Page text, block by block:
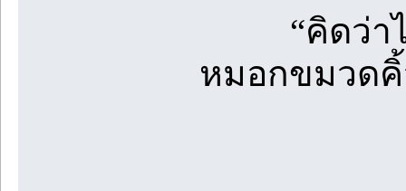
“คิดว่าไง
หมอกขมวด